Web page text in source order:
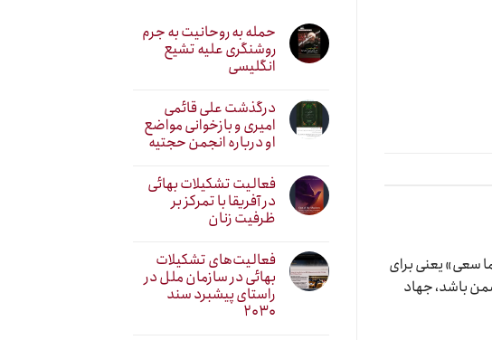
سعی» یعنی برای
باشد، جهاد
حمله به روحانیت به جرم
روشنگری علیه تشیع
انگلیسی
درگذشت علی قائمی
امیری و بازخوانی مواضع
او درباره انجمن حجتیه
فعالیت تشکیلات بهائی
در آفریقا با تمرکز بر
ظرفیت زنان
فعالیت‌های تشکیلات
بهائی در سازمان ملل در
راستای پیشبرد سند
۲۰۳۰